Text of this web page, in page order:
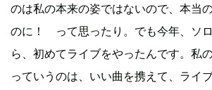
のは私の本来の姿ではないので、本当
のに！ って思ったり。でも今年、ソ
ら、初めてライブをやったんです。私
っていうのは、いい曲を携えて、ライ